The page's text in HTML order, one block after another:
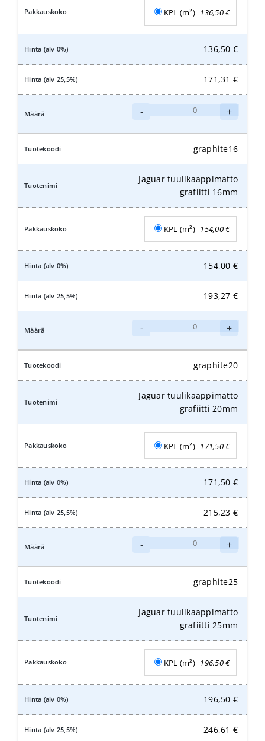
KPL (m²) 136,50€
136,50 €
171,31 €
-
grafiitti
+
graphite16
Jaguar tuulikaappimatto
grafiitti 16mm
KPL (m²) 154,00€
154,00 €
193,27 €
-
grafiitti
määrä
+
graphite20
Jaguar tuulikaappimatto
grafiitti 20mm
KPL (m²) 171,50€
171,50 €
215,23 €
-
grafiitti
määrä
+
graphite25
Jaguar tuulikaappimatto
grafiitti 25mm
KPL (m²) 196,50€
196,50 €
246,61 €